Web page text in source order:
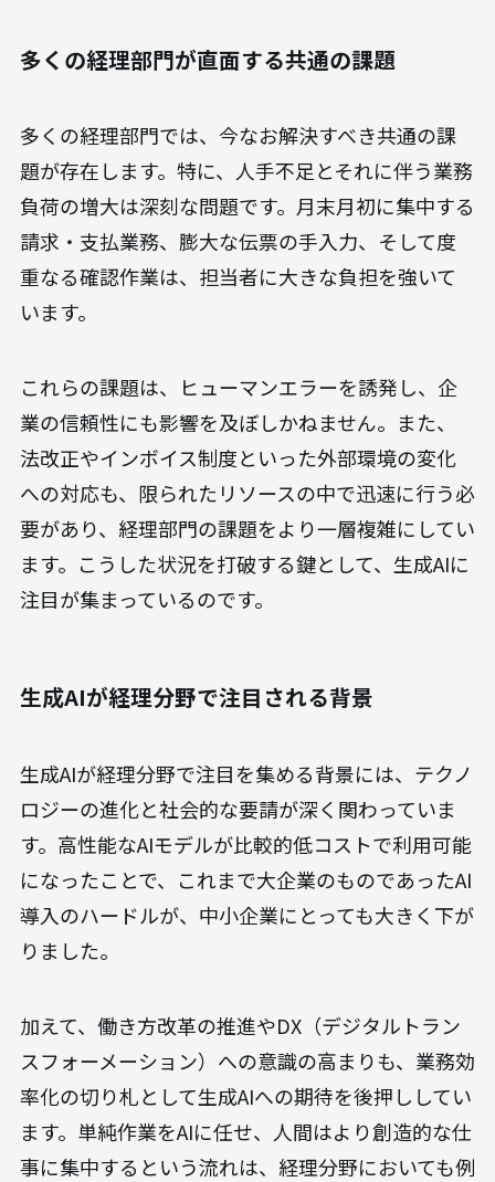
多くの経理部門が直面する共通の課題
多くの経理部門では、今なお解決すべき共通の課
題が存在します。特に、人手不足とそれに伴う業務
負荷の増大は深刻な問題です。月末月初に集中する
請求・支払業務、膨大な伝票の手入力、そして度
重なる確認作業は、担当者に大きな負担を強いて
います。
これらの課題は、ヒューマンエラーを誘発し、企
業の信頼性にも影響を及ぼしかねません。また、
法改正やインボイス制度といった外部環境の変化
への対応も、限られたリソースの中で迅速に行う必
要があり、経理部門の課題をより一層複雑にしてい
ます。こうした状況を打破する鍵として、生成AIに
注目が集まっているのです。
生成AIが経理分野で注目される背景
生成AIが経理分野で注目を集める背景には、テクノ
ロジーの進化と社会的な要請が深く関わっていま
す。高性能なAIモデルが比較的低コストで利用可能
になったことで、これまで大企業のものであったAI
導入のハードルが、中小企業にとっても大きく下が
りました。
加えて、働き方改革の推進やDX（デジタルトラン
スフォーメーション）への意識の高まりも、業務効
率化の切り札として生成AIへの期待を後押ししてい
ます。単純作業をAIに任せ、人間はより創造的な仕
事に集中するという流れは、経理分野においても例